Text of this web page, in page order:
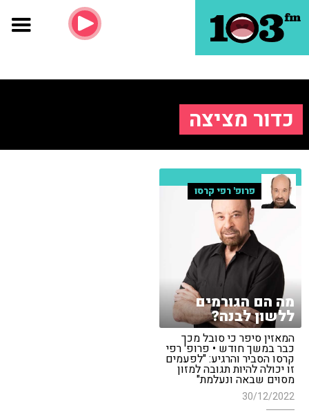
כדור מציצה
פרופ' רפי קרסו
מה הם הגורמים
ללשון לבנה?
המאזין סיפר כי סובל מכך
כבר במשך חודש • פרופ' רפי
קרסו הסביר והרגיע: "לפעמים
זו יכולה להיות תגובה למזון
מסוים שבאה ונעלמת"
30/12/2022